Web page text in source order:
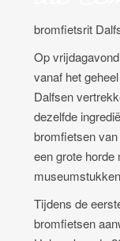
bromfietsrit
Op
vanaf het
Dalfsen
dezelfde
bromfietsen
een grote horde
Tijdens de
bromfietsen